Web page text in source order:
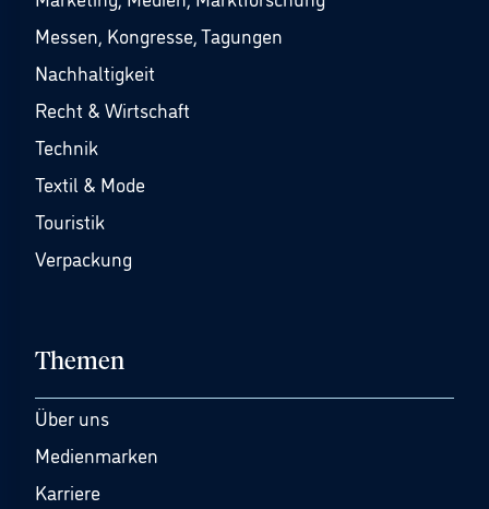
Messen, Kongresse, Tagungen
Nachhaltigkeit
Recht & Wirtschaft
Technik
Textil & Mode
Touristik
Verpackung
Themen
Über uns
Medienmarken
Karriere